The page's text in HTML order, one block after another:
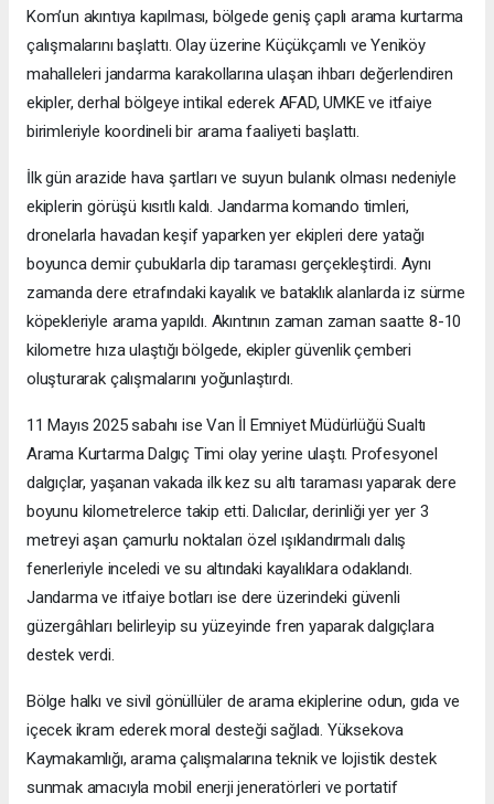
Kom’un akıntıya kapılması, bölgede geniş çaplı arama kurtarma
çalışmalarını başlattı. Olay üzerine Küçükçamlı ve Yeniköy
mahalleleri jandarma karakollarına ulaşan ihbarı değerlendiren
ekipler, derhal bölgeye intikal ederek AFAD, UMKE ve itfaiye
birimleriyle koordineli bir arama faaliyeti başlattı.
İlk gün arazide hava şartları ve suyun bulanık olması nedeniyle
ekiplerin görüşü kısıtlı kaldı. Jandarma komando timleri,
dronelarla havadan keşif yaparken yer ekipleri dere yatağı
boyunca demir çubuklarla dip taraması gerçekleştirdi. Aynı
zamanda dere etrafındaki kayalık ve bataklık alanlarda iz sürme
köpekleriyle arama yapıldı. Akıntının zaman zaman saatte 8-10
kilometre hıza ulaştığı bölgede, ekipler güvenlik çemberi
oluşturarak çalışmalarını yoğunlaştırdı.
11 Mayıs 2025 sabahı ise Van İl Emniyet Müdürlüğü Sualtı
Arama Kurtarma Dalgıç Timi olay yerine ulaştı. Profesyonel
dalgıçlar, yaşanan vakada ilk kez su altı taraması yaparak dere
boyunu kilometrelerce takip etti. Dalıcılar, derinliği yer yer 3
metreyi aşan çamurlu noktaları özel ışıklandırmalı dalış
fenerleriyle inceledi ve su altındaki kayalıklara odaklandı.
Jandarma ve itfaiye botları ise dere üzerindeki güvenli
güzergâhları belirleyip su yüzeyinde fren yaparak dalgıçlara
destek verdi.
Bölge halkı ve sivil gönüllüler de arama ekiplerine odun, gıda ve
içecek ikram ederek moral desteği sağladı. Yüksekova
Kaymakamlığı, arama çalışmalarına teknik ve lojistik destek
sunmak amacıyla mobil enerji jeneratörleri ve portatif